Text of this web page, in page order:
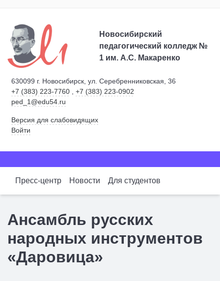
Новосибирский
педагогический колледж №
1 им. А.С. Макаренко
630099 г. Новосибирск, ул. Серебренниковская, 36
+7 (383) 223-7760
+7 (383) 223-0902
ped_1@edu54.ru
Версия для слабовидящих
Войти
Пресс-центр Новости Для студентов
Ансамбль русских
народных инструментов
«Даровица»